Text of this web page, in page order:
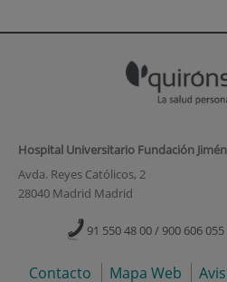
Hospital Universitario Fundación
Avda. Reyes Católicos, 2
28040 Madrid Madrid
91 550 48 00 / 900 606 055
Contacto Mapa Web